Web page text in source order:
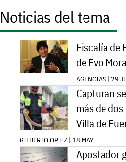
Noticias del tema
Fiscalía de
de Evo
AGENCIAS | 29
Capturan
más de
Villa de
GILBERTO ORTIZ | 18 MAY
Apostador